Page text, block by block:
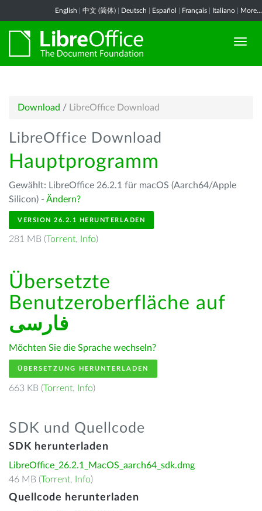
English 中文 (简体) Deutsch Español Français Italiano More...
Download / LibreOffice Download
LibreOffice Download
Hauptprogramm
Gewählt: LibreOffice 26.2.1 für macOS (Aarch64/Apple
Silicon) - Ändern?
VERSION 26.2.1 HERUNTERLADEN
281 MB (Torrent, Info)
Übersetzte
Benutzeroberfläche auf
فارسى
Möchten Sie die Sprache wechseln?
ÜBERSETZUNG HERUNTERLADEN
663 KB (Torrent, Info)
SDK und Quellcode
SDK herunterladen
LibreOffice_26.2.1_MacOS_aarch64_sdk.dmg
46 MB (Torrent, Info)
Quellcode herunterladen